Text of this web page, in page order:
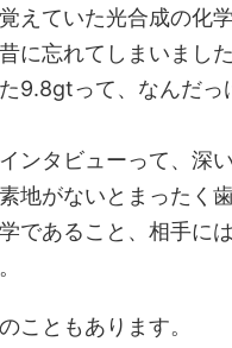
えていた光合成の化
に忘れてしまいました
9.8gtって、なんだ
ンタビューって、深
地がないとまったく
であること、相手に
こともあります。